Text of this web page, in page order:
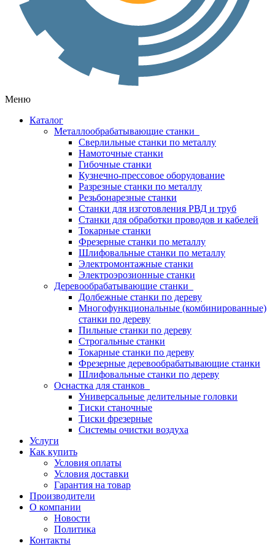
Меню
Каталог
Металлообрабатывающие станки
Сверлильные станки по металлу
Намоточные станки
Гибочные станки
Кузнечно-прессовое оборудование
Разрезные станки по металлу
Резьбонарезные станки
Станки для изготовления РВД и труб
Станки для обработки проводов и кабелей
Токарные станки
Фрезерные станки по металлу
Шлифовальные станки по металлу
Электромонтажные станки
Электроэрозионные станки
Деревообрабатывающие станки
Долбежные станки по дереву
Многофункциональные (комбинированные)
станки по дереву
Пильные станки по дереву
Строгальные станки
Токарные станки по дереву
Фрезерные деревообрабатывающие станки
Шлифовальные станки по дереву
Оснастка для станков
Универсальные делительные головки
Тиски станочные
Тиски фрезерные
Системы очистки воздуха
Услуги
Как купить
Условия оплаты
Условия доставки
Гарантия на товар
Производители
О компании
Новости
Политика
Контакты